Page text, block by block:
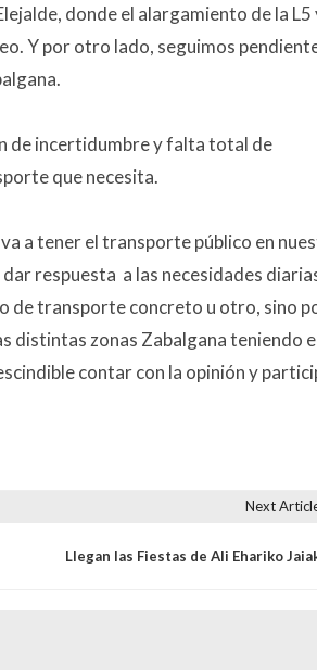
donde el alargamiento de la L5
Y por otro lado, seguimos
de incertidumbre y falta total de
que necesita.
a tener el transporte público en
respuesta a las necesidades
de transporte concreto u otro, sino
distintas zonas Zabalgana teniendo
contar con la opinión y
Next
Llegan las Fiestas de Ali Ehariko